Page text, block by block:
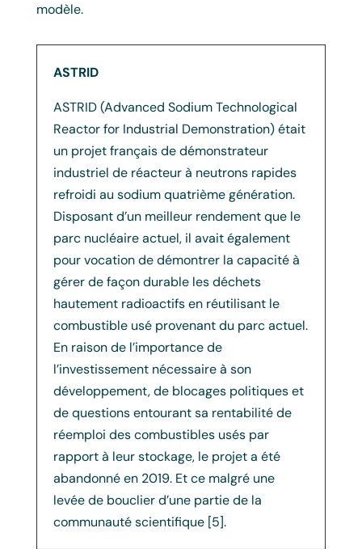
modèle.
ASTRID
ASTRID (Advanced Sodium Technological
Reactor for Industrial Demonstration) était
un projet français de démonstrateur
industriel de réacteur à neutrons rapides
refroidi au sodium quatrième génération.
Disposant d’un meilleur rendement que le
parc nucléaire actuel, il avait également
pour vocation de démontrer la capacité à
gérer de façon durable les déchets
hautement radioactifs en réutilisant le
combustible usé provenant du parc actuel.
En raison de l’importance de
l’investissement nécessaire à son
développement, de blocages politiques et
de questions entourant sa rentabilité de
réemploi des combustibles usés par
rapport à leur stockage, le projet a été
abandonné en 2019. Et ce malgré une
levée de bouclier d’une partie de la
communauté scientifique [5].